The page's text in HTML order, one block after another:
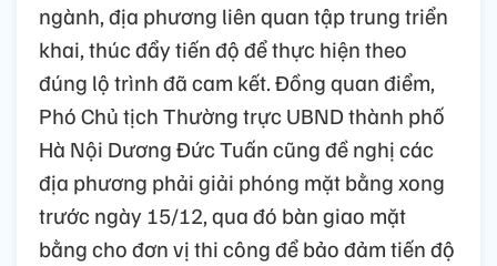
ngành, địa phương liên quan tập trung triển
khai, thúc đẩy tiến độ để thực hiện theo
đúng lộ trình đã cam kết. Đồng quan điểm,
Phó Chủ tịch Thường trực UBND thành phố
Hà Nội Dương Đức Tuấn cũng đề nghị các
địa phương phải giải phóng mặt bằng xong
trước ngày 15/12, qua đó bàn giao mặt
bằng cho đơn vị thi công để bảo đảm tiến độ